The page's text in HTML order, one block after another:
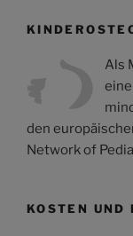
Als
den
Network of
KOSTEN UND